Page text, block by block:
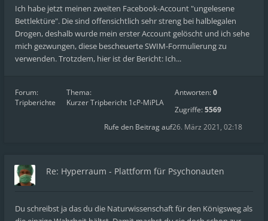
Ich habe jetzt meinen zweiten Facebook-Account "ungelesene
Bettlektüre". Die sind offensichtlich sehr streng bei halblegalen
Drogen, deshalb wurde mein erster Account gelöscht und ich sehe
mich gezwungen, diese bescheuerte SWIM-Formulierung zu
verwenden. Trotzdem, hier ist der Bericht: Ich...
Forum:
Tripberichte
Thema:
Kurzer Tripbericht 1cP-MiPLA
Antworten:0
Zugriffe:5569
26. März 2021, 02:18
Rufe den Beitrag auf
Re: Hyperraum - Plattform für Psychonauten
Du schreibst ja das du die Naturwissenschaft für den Königsweg als